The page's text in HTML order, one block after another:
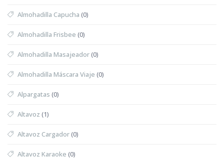
Almohadilla Capucha (0)
Almohadilla Frisbee (0)
Almohadilla Masajeador(0)
Almohadilla Máscara Viaje (0)
Alpargatas (0)
Altavoz (1)
Altavoz Cargador(0)
Altavoz Karaoke (0)